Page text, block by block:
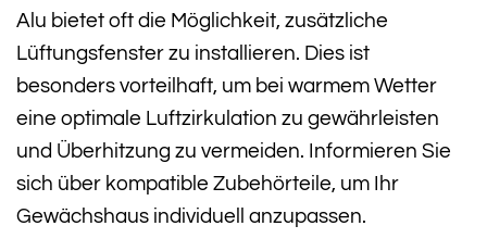
Alu bietet oft die Möglichkeit, zusätzliche
Lüftungsfenster zu installieren. Dies ist
besonders vorteilhaft, um bei warmem Wetter
eine optimale Luftzirkulation zu gewährleisten
und Überhitzung zu vermeiden. Informieren Sie
sich über kompatible Zubehörteile, um Ihr
Gewächshaus individuell anzupassen.